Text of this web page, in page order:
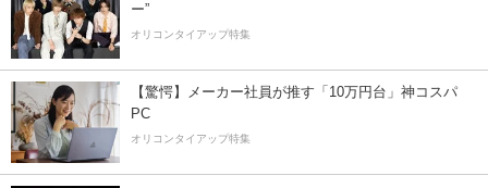
ー”
オリコンタイアップ特集
【驚愕】メーカー社員が推す「10万円台」神コスパ
PC
オリコンタイアップ特集